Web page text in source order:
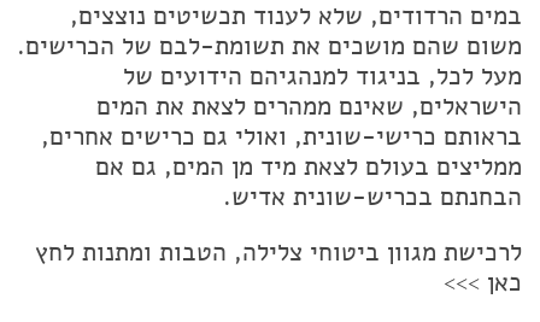
במים הרדודים, שלא לענוד תכשיטים נוצצים,
משום שהם מושכים את תשומת-לבם של הכרישים.
מעל לכל, בניגוד למנהגיהם הידועים של
הישראלים, שאינם ממהרים לצאת את המים
בראותם כרישי-שונית, ואולי גם כרישים אחרים,
ממליצים בעולם לצאת מיד מן המים, גם אם
הבחנתם בכריש-שונית אדיש.
לרכישת מגוון ביטוחי צלילה, הטבות ומתנות לחץ
כאן >>>